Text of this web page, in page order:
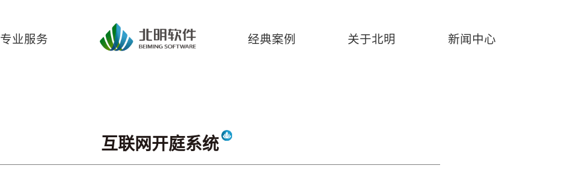
专业服务 经典案例 关于北明 新闻中心
互联网开庭系统